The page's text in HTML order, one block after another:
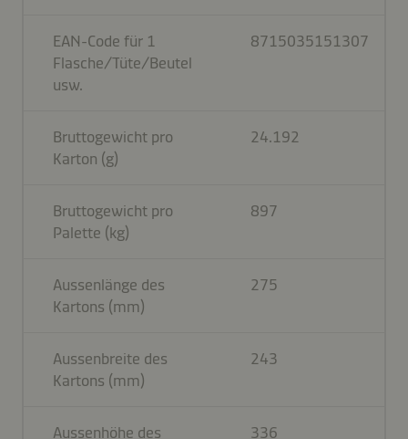
EAN-Code für 1
Flasche/Tüte/Beutel
usw.
8715035151307
Bruttogewicht pro
Karton (g)
24.192
Bruttogewicht pro
Palette (kg)
897
Aussenlänge des
Kartons (mm)
275
Aussenbreite des
Kartons (mm)
243
Aussenhöhe des 336